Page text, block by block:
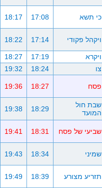
כי תשא 17:08
18:17
ויקהל פקודי 17:14
18:22
ויקרא 17:19
18:27
צו 18:24
19:32
פסח 18:27
19:36
שבת חול
המועד
18:29
19:38
שביעי של פסח 18:31
19:41
שמיני 18:34
19:43
תזריע מצורע 18:39
19:49